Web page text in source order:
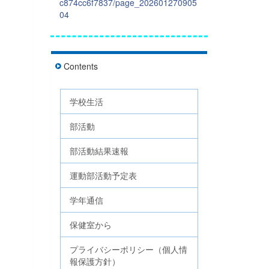
c874cc6f7837/page_202601270905
04
Contents
学校生活
部活動
部活動結果速報
運動部活動予定表
学年通信
保健室から
プライバシーポリシー（個人情
報保護方針）